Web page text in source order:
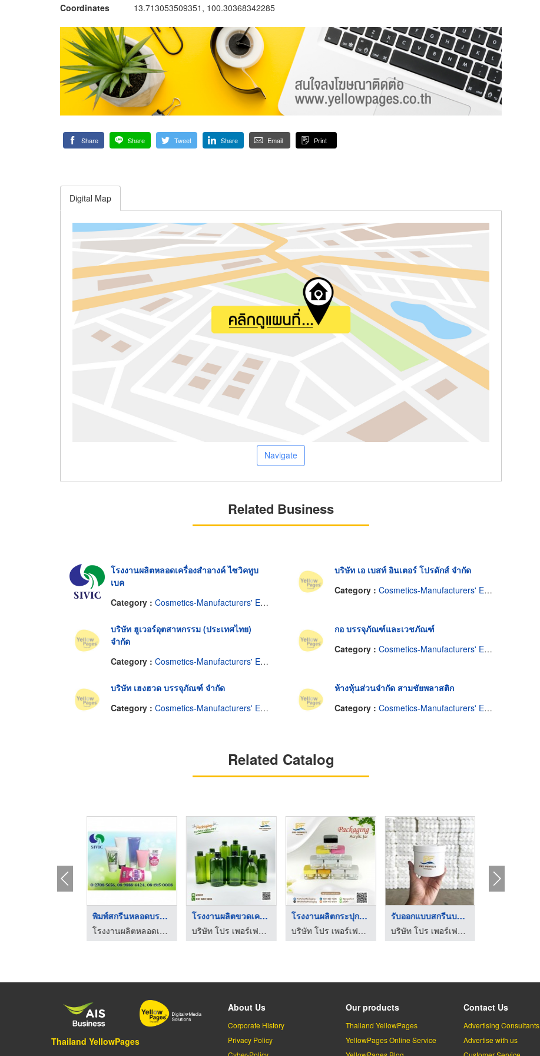
Coordinates 13.713053509351, 100.30368342285
Share Share Tweet Share Email Print
Digital Map
Navigate
Related Business
โรงงานผลิตหลอดเครื่องสำอางค์ ไซวิคทูบ
เบค
Category : Cosmetics-Manufacturers' Equipment & Supplies
บริษัท เอ เบสท์ อินเตอร์ โปรดักส์ จำกัด
Category : Cosmetics-Manufacturers' Equipment & Supplies
บริษัท ฮูเวอร์อุตสาหกรรม (ประเทศไทย)
จำกัด
Category : Cosmetics-Manufacturers' Equipment & Supplies
กอ บรรจุภัณฑ์และเวชภัณฑ์
Category : Cosmetics-Manufacturers' Equipment & Supplies
บริษัท เฮงฮวด บรรจุภัณฑ์ จำกัด
Category : Cosmetics-Manufacturers' Equipment & Supplies
ห้างหุ้นส่วนจำกัด สามชัยพลาสติก
Category : Cosmetics-Manufacturers' Equipment & Supplies
Related Catalog
พิมพ์สกรีนหลอดบรรจุภ ...
โรงงานผลิตหลอดเครื่องสำอางค์ ไซวิคทูบเบค
โรงงานผลิตขวดเครื่อง ...
บริษัท โปร เพอร์เฟคท์ แพคเกจจิ้ง จำกัด
โรงงานผลิตกระปุกครีม
บริษัท โปร เพอร์เฟคท์ แพคเกจจิ้ง จำกัด
รับออกแบบสกรีนบรรจุภ ...
บริษัท โปร เพอร์เฟคท์ แพคเกจจิ้ง จำกัด
Thailand YellowPages
About Us
Corporate History
Privacy Policy
Our products
Thailand YellowPages
YellowPages Online Service
Contact Us
Advertising Consultants
Advertise with us